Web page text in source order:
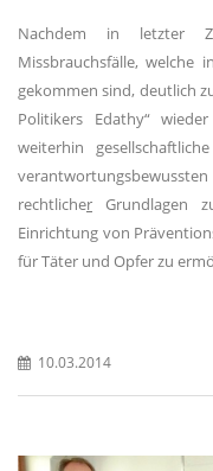
Nachdem in letzter
Missbrauchsfälle, welche
gekommen sind, deutlich
Politikers Edathy“
weiterhin
rechtlicher Grundlagen
Einrichtung von
für Täter und Opfer zu
10.03.2014